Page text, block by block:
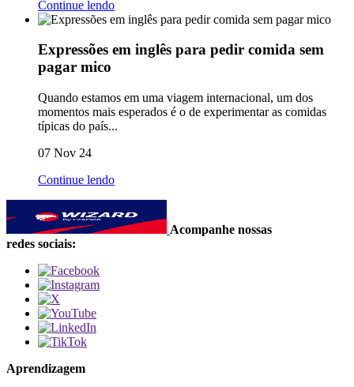
Continue lendo
Expressões em inglês para pedir comida sem
pagar mico
Quando estamos em uma viagem internacional, um dos
momentos mais esperados é o de experimentar as comidas
típicas do país...
07 Nov 24
Continue lendo
Acompanhe nossas
redes sociais:
Aprendizagem